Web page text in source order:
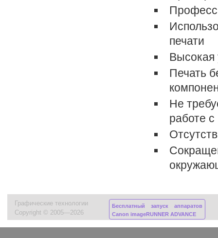
печати
Высокая
Печать
Не
работе
Графические технологии
Copyright © 2005—2026
Бесплатный запуск аппаратов
Canon imageRUNNER ADVANCE